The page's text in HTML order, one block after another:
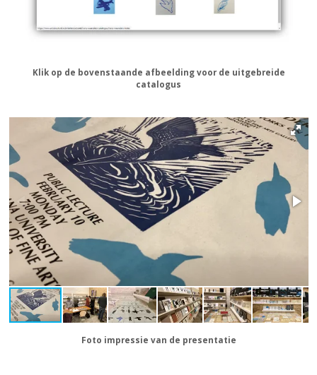
Klik op de bovenstaande afbeelding voor de uitgebreide
catalogus
Foto impressie van de presentatie